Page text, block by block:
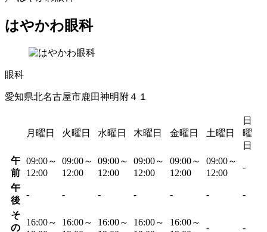
はやかわ眼科
眼科
愛知県北名古屋市鹿田神明附４１
月曜日 火曜日 水曜日 木曜日 金曜日 土曜日
日
曜
日
午
前
09:00～
12:00
09:00～
12:00
09:00～
12:00
09:00～
12:00
09:00～
12:00
09:00～
12:00
-
午
後
- - - - - - -
そ
の
16:00～
16:00～
16:00～
16:00～
16:00～
- -